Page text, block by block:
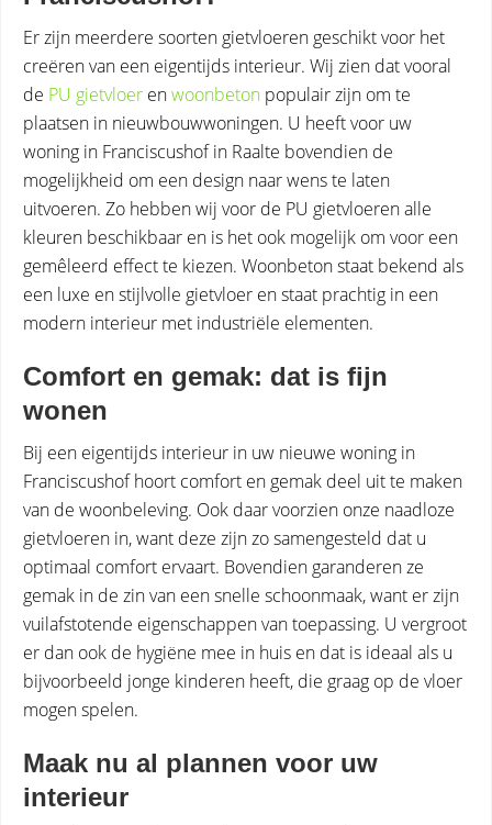
Er zijn meerdere soorten gietvloeren geschikt voor het
creëren van een eigentijds interieur. Wij zien dat vooral
de PU gietvloer enwoonbeton populair zijn om te
plaatsen in nieuwbouwwoningen. U heeft voor uw
woning in Franciscushof in Raalte bovendien de
mogelijkheid om een design naar wens te laten
uitvoeren. Zo hebben wij voor de PU gietvloeren alle
kleuren beschikbaar en is het ook mogelijk om voor een
gemêleerd effect te kiezen. Woonbeton staat bekend als
een luxe en stijlvolle gietvloer en staat prachtig in een
modern interieur met industriële elementen.
Comfort en gemak: dat is fijn
wonen
Bij een eigentijds interieur in uw nieuwe woning in
Franciscushof hoort comfort en gemak deel uit te maken
van de woonbeleving. Ook daar voorzien onze naadloze
gietvloeren in, want deze zijn zo samengesteld dat u
optimaal comfort ervaart. Bovendien garanderen ze
gemak in de zin van een snelle schoonmaak, want er zijn
vuilafstotende eigenschappen van toepassing. U vergroot
er dan ook de hygiëne mee in huis en dat is ideaal als u
bijvoorbeeld jonge kinderen heeft, die graag op de vloer
mogen spelen.
Maak nu al plannen voor uw
interieur